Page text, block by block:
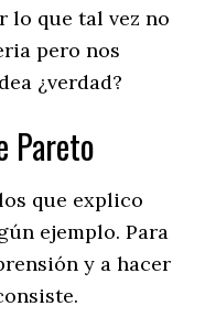
lo que tal vez no
pero nos
¿verdad?
Pareto
que explico
ejemplo. Para
y a hacer